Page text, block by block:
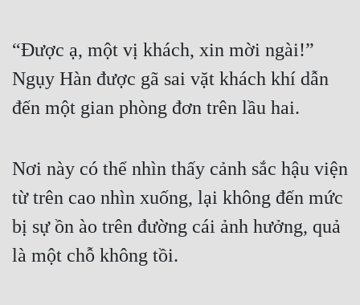
Đông Phương
Đông Phương Huyền Huyễn
Đồng Nhân
Cẩu Đạo Trường Sinh
Ngự Thú
Truyện Nam
Truyện Nữ
“Được ạ, một vị khách, xin mời ngài!”
Ngụy Hàn được gã sai vặt khách khí dẫn
đến một gian phòng đơn trên lầu hai.
Nơi này có thể nhìn thấy cảnh sắc hậu viện
từ trên cao nhìn xuống, lại không đến mức
bị sự ồn ào trên đường cái ảnh hưởng, quả
là một chỗ không tồi.